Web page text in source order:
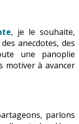
, je le souhaite,
anecdotes, des
une panoplie
motiver à avancer
parlons